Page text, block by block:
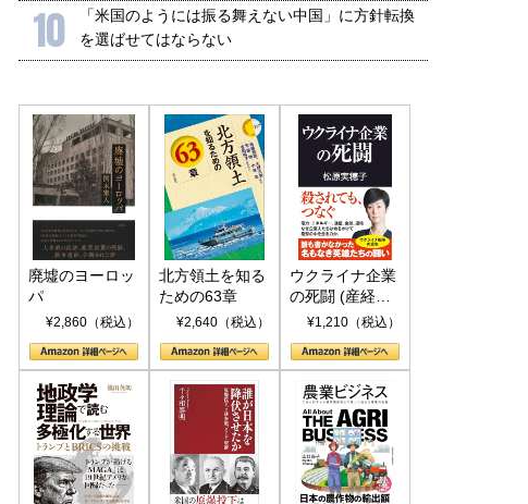
10
「米国のようには振る舞えない中国」に方針転換
を選ばせてはならない
廃墟のヨーロッ
パ
¥2,860（税込）
北方領土を知る
ための63章
¥2,640（税込）
ウクライナ企業
の死闘 (産経セ
レクト S 039)
¥1,210（税込）